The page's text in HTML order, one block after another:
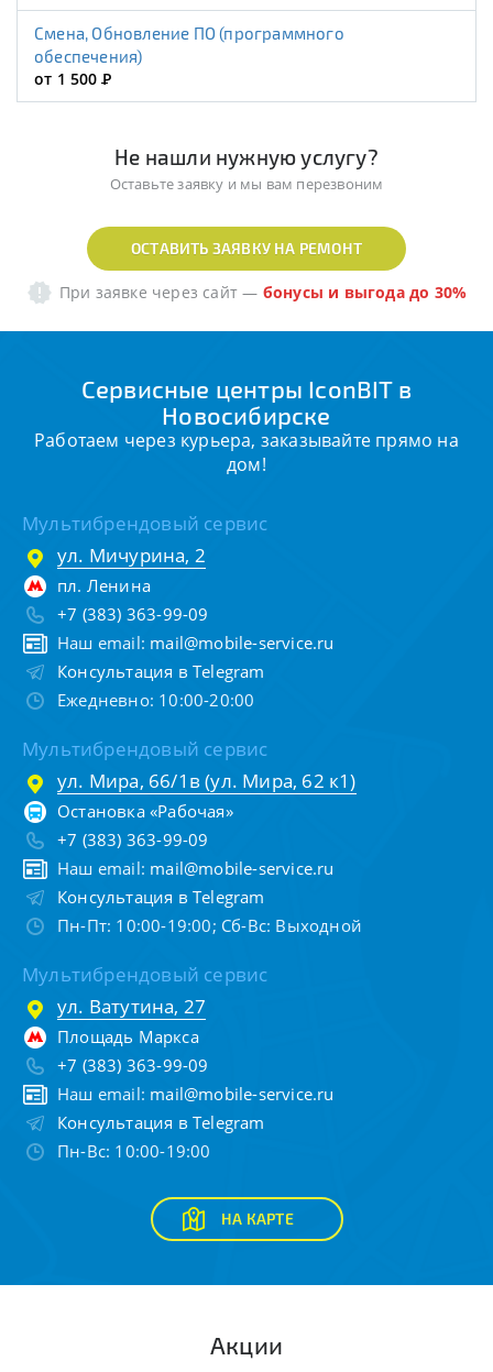
Смена, Обновление ПО (программного
обеспечения)
от 1 500Р
Не нашли нужную услугу?
Оставьте заявку и мы вам перезвоним
ОСТАВИТЬ ЗАЯВКУ НА РЕМОНТ
При заявке через сайт — бонусы и выгода до 30%
Сервисные центры IconBIT в
Новосибирске
Работаем через курьера, заказывайте прямо на
дом!
Мультибрендовый сервис
ул. Мичурина, 2
пл. Ленина
+7 (383) 363-99-09
Наш email: mail@mobile-service.ru
Консультация в Telegram
Ежедневно: 10:00-20:00
Мультибрендовый сервис
ул. Мира, 66/1в (ул. Мира, 62 к1)
Остановка «Рабочая»
+7 (383) 363-99-09
Наш email: mail@mobile-service.ru
Консультация в Telegram
Пн-Пт: 10:00-19:00; Сб-Вс: Выходной
Мультибрендовый сервис
ул. Ватутина, 27
Площадь Маркса
+7 (383) 363-99-09
Наш email: mail@mobile-service.ru
Консультация в Telegram
Пн-Вс: 10:00-19:00
НА КАРТЕ
Акции